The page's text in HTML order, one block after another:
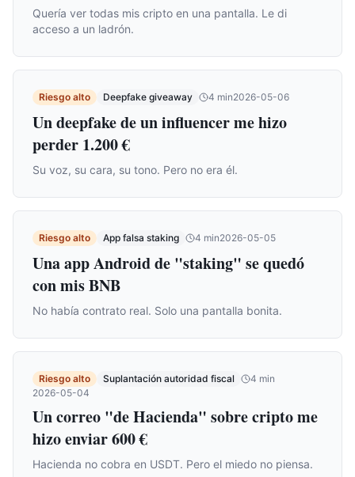
Quería ver todas mis cripto en una pantalla. Le di
acceso a un ladrón.
Riesgo alto Deepfake giveaway 4 min2026-05-06
Un deepfake de un influencer me hizo
perder 1.200 €
Su voz, su cara, su tono. Pero no era él.
Riesgo alto App falsa staking 4 min2026-05-05
Una app Android de "staking" se quedó
con mis BNB
No había contrato real. Solo una pantalla bonita.
Riesgo alto Suplantación autoridad fiscal 4 min
2026-05-04
Un correo "de Hacienda" sobre cripto me
hizo enviar 600 €
Hacienda no cobra en USDT. Pero el miedo no piensa.